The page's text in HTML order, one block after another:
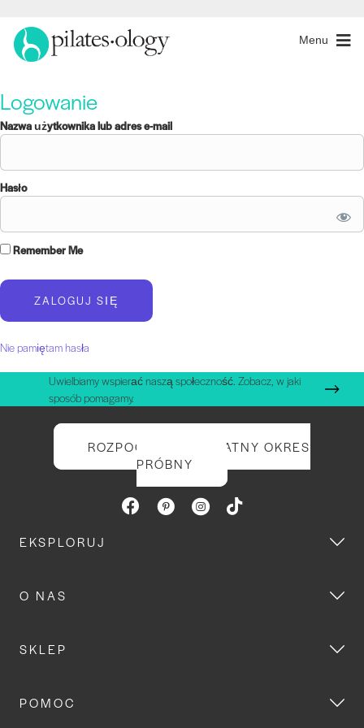
Menu
Logowanie
Nazwa użytkownika lub adres e-mail
Hasło
Remember Me
Nie pamiętam hasła
Uwielbiamy wspierać naszą społeczność. Zobacz, w jaki
sposób pomagamy.
ROZPOCZNIJ BEZPŁATNY OKRES
PRÓBNY
EKSPLORUJ
O NAS
SKLEP
POMOC